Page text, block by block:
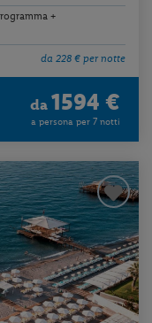
+
da 228 € per notte
da 1594 €
a persona per 7 notti